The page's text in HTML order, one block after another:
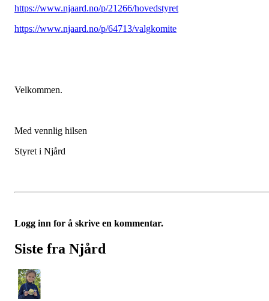
https://www.njaard.no/p/21266/hovedstyret
https://www.njaard.no/p/64713/valgkomite
Velkommen.
Med vennlig hilsen
Styret i Njård
Logg inn for å skrive en kommentar.
Siste fra Njård